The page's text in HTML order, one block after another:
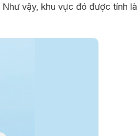
vậy, khu vực đó được tính là